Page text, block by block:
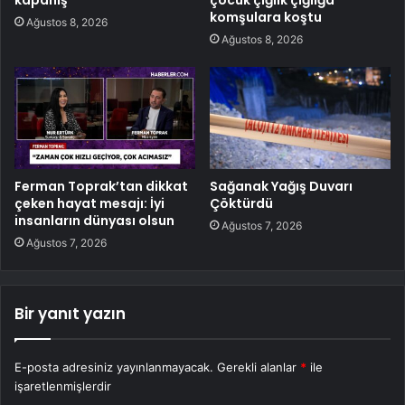
Ağustos 8, 2026
komşulara koştu
Ağustos 8, 2026
Ferman Toprak’tan dikkat
çeken hayat mesajı: İyi
insanların dünyası olsun
Ağustos 7, 2026
Sağanak Yağış Duvarı
Çöktürdü
Ağustos 7, 2026
Bir yanıt yazın
E-posta adresiniz yayınlanmayacak. Gerekli alanlar * ile
işaretlenmişlerdir